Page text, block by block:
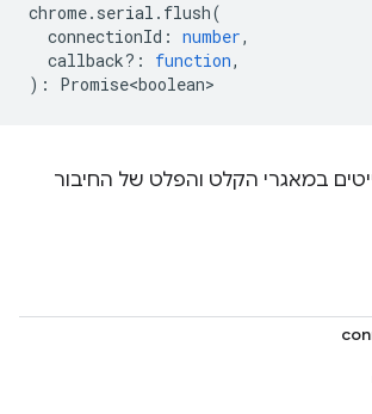
chrome. serial . flush(
connectionId : number,
callback? : function,
) : Promise<boolean>
במאגרי הקלט והפלט של החיבור